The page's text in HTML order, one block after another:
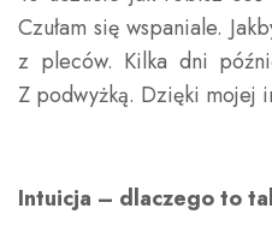
Czułam się wspaniale.
z pleców. Kilka dni
Z podwyżką. Dzięki mojej
Intuicja – dlaczego to